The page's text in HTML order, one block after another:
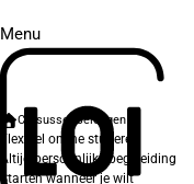
Menu
Cursussen Beleggen
Flexibel online studeren
Altijd persoonlijke begeleiding
Starten wanneer je wilt